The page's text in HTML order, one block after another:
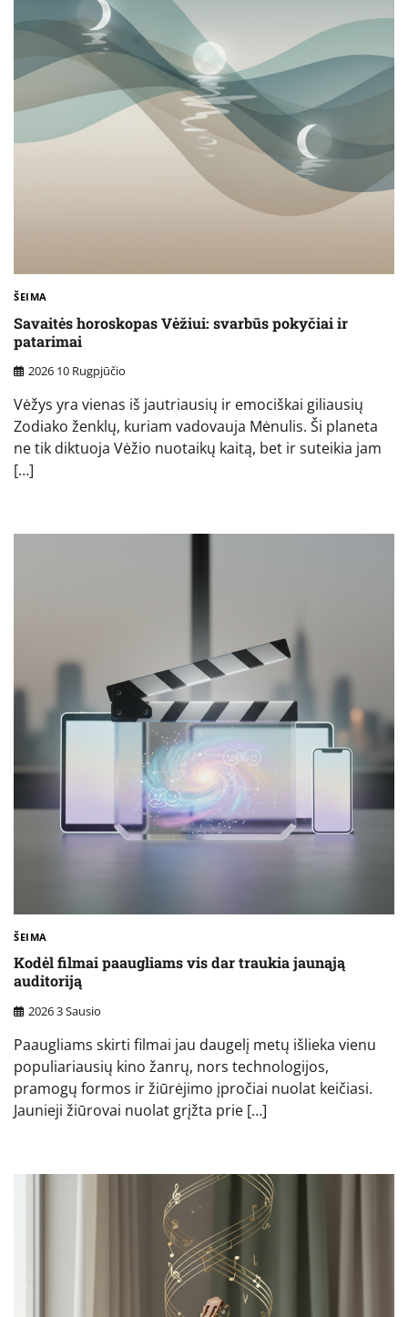
ŠEIMA
Savaitės horoskopas Vėžiui: svarbūs pokyčiai ir
patarimai
2026 10 Rugpjūčio
Vėžys yra vienas iš jautriausių ir emociškai giliausių
Zodiako ženklų, kuriam vadovauja Mėnulis. Ši planeta
ne tik diktuoja Vėžio nuotaikų kaitą, bet ir suteikia jam
[…]
ŠEIMA
Kodėl filmai paaugliams vis dar traukia jaunąją
auditoriją
2026 3 Sausio
Paaugliams skirti filmai jau daugelį metų išlieka vienu
populiariausių kino žanrų, nors technologijos,
pramogų formos ir žiūrėjimo įpročiai nuolat keičiasi.
Jaunieji žiūrovai nuolat grįžta prie […]